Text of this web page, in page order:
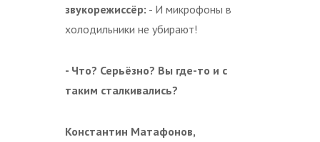
звукорежиссёр: - И микрофоны в
холодильники не убирают!
- Что? Серьёзно? Вы где-то и с
таким сталкивались?
Константин Матафонов,